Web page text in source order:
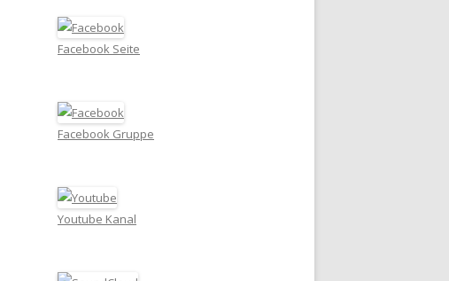
Facebook Seite
Facebook Gruppe
Youtube Kanal